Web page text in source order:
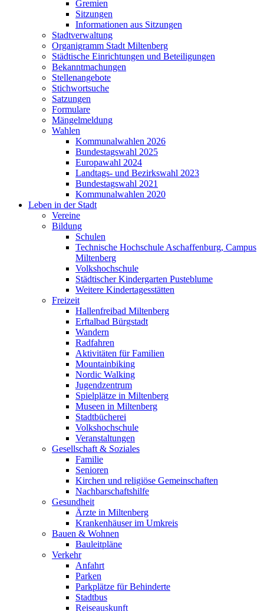
Gremien
Sitzungen
Informationen aus Sitzungen
Stadtverwaltung
Organigramm Stadt Miltenberg
Städtische Einrichtungen und Beteiligungen
Bekanntmachungen
Stellenangebote
Stichwortsuche
Satzungen
Formulare
Mängelmeldung
Wahlen
Kommunalwahlen 2026
Bundestagswahl 2025
Europawahl 2024
Landtags- und Bezirkswahl 2023
Bundestagswahl 2021
Kommunalwahlen 2020
Leben in der Stadt
Vereine
Bildung
Schulen
Technische Hochschule Aschaffenburg, Campus
Miltenberg
Volkshochschule
Städtischer Kindergarten Pusteblume
Weitere Kindertagesstätten
Freizeit
Hallenfreibad Miltenberg
Erftalbad Bürgstadt
Wandern
Radfahren
Aktivitäten für Familien
Mountainbiking
Nordic Walking
Jugendzentrum
Spielplätze in Miltenberg
Museen in Miltenberg
Stadtbücherei
Volkshochschule
Veranstaltungen
Gesellschaft & Soziales
Familie
Senioren
Kirchen und religiöse Gemeinschaften
Nachbarschaftshilfe
Gesundheit
Ärzte in Miltenberg
Krankenhäuser im Umkreis
Bauen & Wohnen
Bauleitpläne
Verkehr
Anfahrt
Parken
Parkplätze für Behinderte
Stadtbus
Reiseauskunft